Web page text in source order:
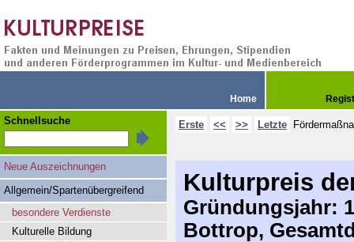
Home
Erste << >> Letzte
Kulturpreis
Gründungsjahr:
Bottrop,
Schnellsuche
Neue Auszeichnungen
Allgemein/Spartenübergreifend
besondere Verdienste
Kulturelle Bildung